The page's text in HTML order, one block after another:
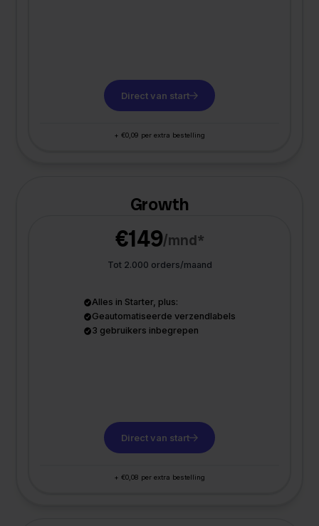
Direct van start
+ €0,09 per extra bestelling
Growth
€149/mnd*
Tot 2.000 orders/maand
Alles in Starter, plus:
Geautomatiseerde verzendlabels
3 gebruikers inbegrepen
Direct van start
+ €0,08 per extra bestelling